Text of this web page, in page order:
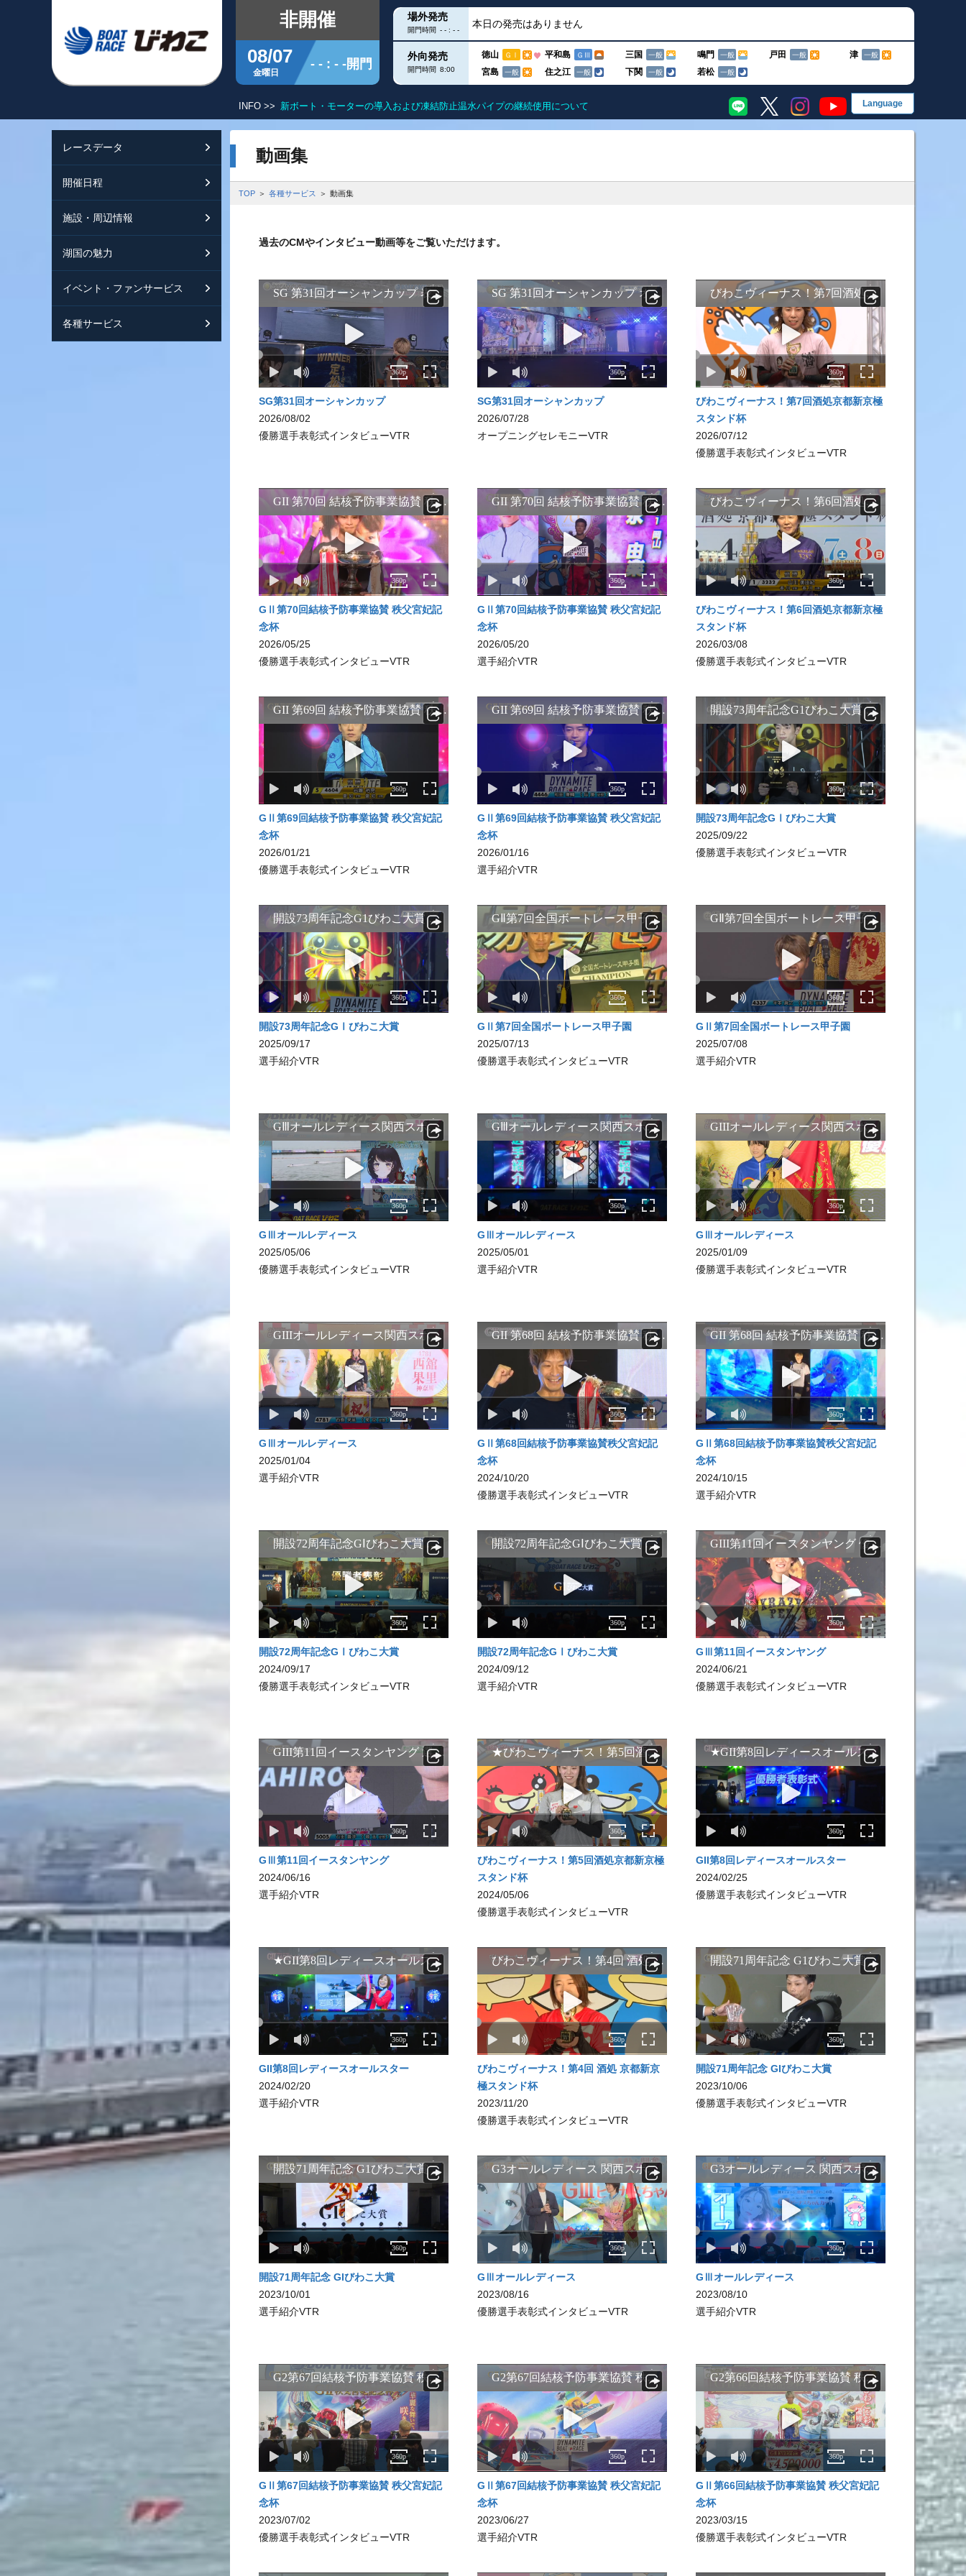
非開催
08/07
金曜日
- - : - -開門
場外発売
開門時間 - - : - -
本日の発売はありません
外向発売
開門時間 8:00
徳山 ＧⅠ 平和島 ＧⅢ 三国 一般 鳴門 一般 戸田 一般 津 一般
宮島 一般 住之江 一般 下関 一般 若松 一般
レースデータ シリーズインデックス
レース展望 水面特性 モーター抽選結果・前検タイムランキング
出走表・前日予想PDF
開催日程
開催日程
開催日程（年間）
施設・周辺情報
交通ガイド
施設ガイド
オーミー！フォーユー！
湖国の魅力
イベント・ファンサービス
各種サービス
特設バックナンバー
メールマガジン案内
スマートフォンサイト紹介
INFO >>
開門時刻の運用変更について EN English
動画集
TOP 各種サービス 動画集
過去のCMやインタビュー動画等をご覧いただけます。
SG第31回オーシャンカップ
2026/08/02
優勝選手表彰式インタビューVTR
SG第31回オーシャンカップ
2026/07/28
オープニングセレモニーVTR
びわこヴィーナス！第7回酒処京都新京極
スタンド杯
2026/07/12
優勝選手表彰式インタビューVTR
GⅡ第70回結核予防事業協賛 秩父宮妃記
念杯
2026/05/25
優勝選手表彰式インタビューVTR
GⅡ第70回結核予防事業協賛 秩父宮妃記
念杯
2026/05/20
選手紹介VTR
びわこヴィーナス！第6回酒処京都新京極
スタンド杯
2026/03/08
優勝選手表彰式インタビューVTR
GⅡ第69回結核予防事業協賛 秩父宮妃記
念杯
2026/01/21
優勝選手表彰式インタビューVTR
GⅡ第69回結核予防事業協賛 秩父宮妃記
念杯
2026/01/16
選手紹介VTR
開設73周年記念GⅠびわこ大賞
2025/09/22
優勝選手表彰式インタビューVTR
開設73周年記念GⅠびわこ大賞
2025/09/17
選手紹介VTR
GⅡ第7回全国ボートレース甲子園
2025/07/13
優勝選手表彰式インタビューVTR
GⅡ第7回全国ボートレース甲子園
2025/07/08
選手紹介VTR
GⅢオールレディース
2025/05/06
優勝選手表彰式インタビューVTR
GⅢオールレディース
2025/05/01
選手紹介VTR
GⅢオールレディース
2025/01/09
優勝選手表彰式インタビューVTR
GⅢオールレディース
2025/01/04
選手紹介VTR
GⅡ第68回結核予防事業協賛秩父宮妃記
念杯
2024/10/20
優勝選手表彰式インタビューVTR
GⅡ第68回結核予防事業協賛秩父宮妃記
念杯
2024/10/15
選手紹介VTR
開設72周年記念GⅠびわこ大賞
2024/09/17
優勝選手表彰式インタビューVTR
開設72周年記念GⅠびわこ大賞
2024/09/12
選手紹介VTR
GⅢ第11回イースタンヤング
2024/06/21
優勝選手表彰式インタビューVTR
GⅢ第11回イースタンヤング
2024/06/16
選手紹介VTR
びわこヴィーナス！第5回酒処京都新京極
スタンド杯
2024/05/06
優勝選手表彰式インタビューVTR
GII第8回レディースオールスター
2024/02/25
優勝選手表彰式インタビューVTR
GII第8回レディースオールスター
2024/02/20
選手紹介VTR
びわこヴィーナス！第4回 酒処 京都新京
極スタンド杯
2023/11/20
優勝選手表彰式インタビューVTR
開設71周年記念 GIびわこ大賞
2023/10/06
優勝選手表彰式インタビューVTR
開設71周年記念 GIびわこ大賞
2023/10/01
選手紹介VTR
GⅢオールレディース
2023/08/16
優勝選手表彰式インタビューVTR
GⅢオールレディース
2023/08/10
選手紹介VTR
GⅡ第67回結核予防事業協賛 秩父宮妃記
念杯
2023/07/02
優勝選手表彰式インタビューVTR
GⅡ第67回結核予防事業協賛 秩父宮妃記
念杯
2023/06/27
選手紹介VTR
GⅡ第66回結核予防事業協賛 秩父宮妃記
念杯
2023/03/15
優勝選手表彰式インタビューVTR